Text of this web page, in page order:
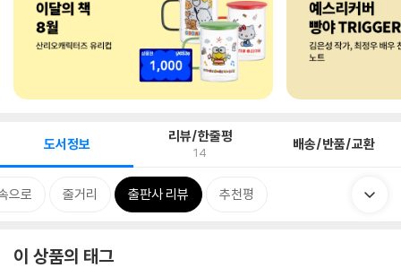
도서정보 리뷰/한줄평
14 배송/반품/교환
으로 줄거리 출판사 리뷰 추천평
이 상품의 태그